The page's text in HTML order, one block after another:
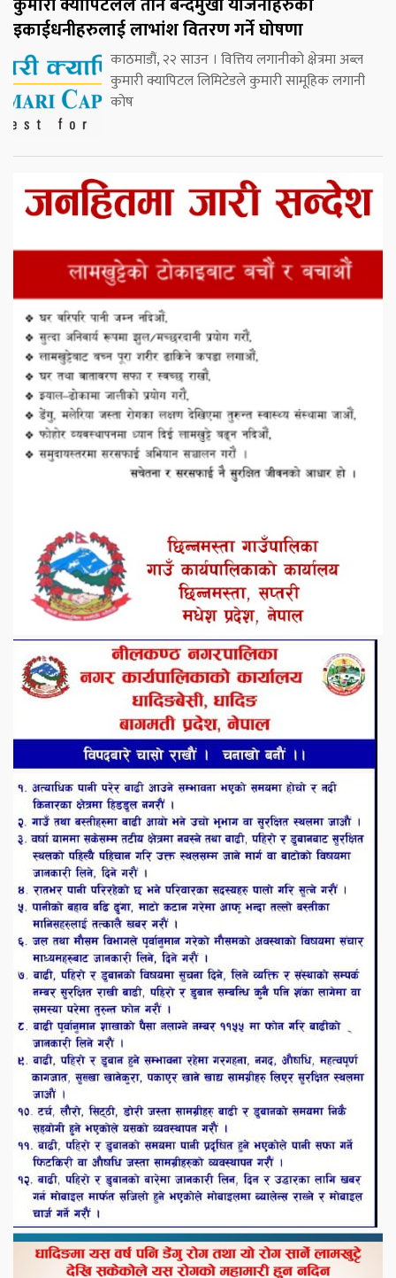
इकाईधनीहरुलाई लाभांश वितरण गर्ने घोषणा
काठमाडौं, २२ साउन । वित्तिय लगानीको क्षेत्रमा अब्ल
कुमारी क्यापिटल लिमिटेडले कुमारी सामूहिक लगानी
कोष